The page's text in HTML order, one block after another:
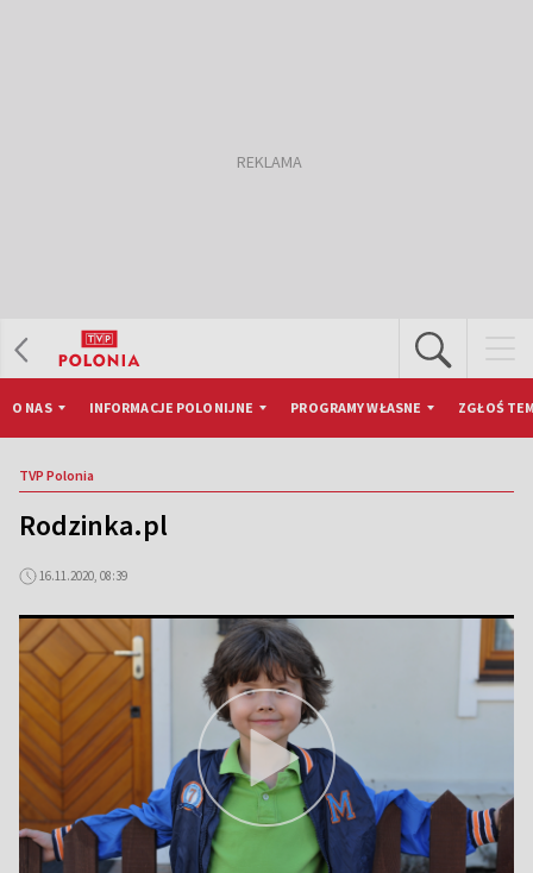
O NAS INFORMACJE POLONIJNE PROGRAMY WŁASNE ZGŁOŚ
TVP Polonia
Rodzinka.pl
16.11.2020, 08:39